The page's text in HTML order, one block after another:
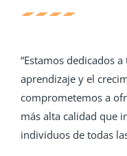
“Estamos dedicados
aprendizaje y el
comprometemos a
más alta calidad que
individuos de todas